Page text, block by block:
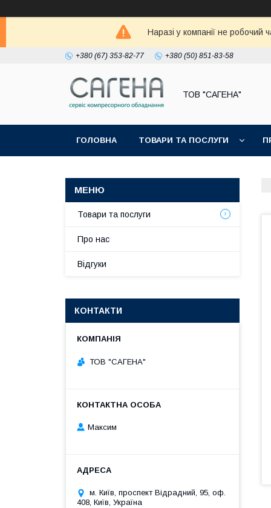
Наразі у компанії не
+380 (67) 353-82-77 +380 (50) 851-83-58
ТОВ "САГЕНА"
ГОЛОВНА ТОВАРИ ТА ПОСЛУГИ
Товари та послуги
Про нас
Відгуки
КОНТАКТИ
ТОВ "САГЕНА"
Максим
м. Київ, проспект Відрадний, 95, оф.
408, Київ, Україна